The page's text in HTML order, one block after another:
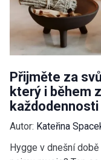
Přijměte za
který i během
každodennosti
Autor: Kateřina
Hygge v dnešní